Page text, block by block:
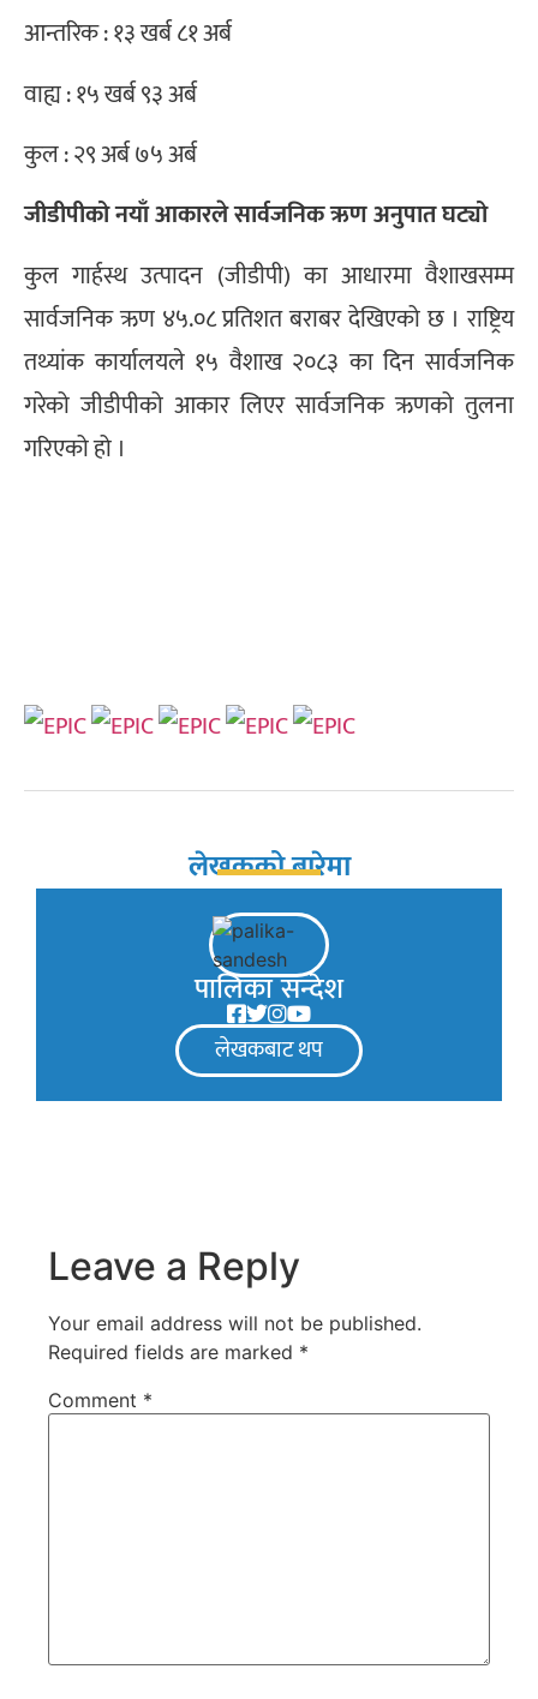
आन्तरिक : १३ खर्ब ८१ अर्ब
वाह्य : १५ खर्ब ९३ अर्ब
कुल : २९ अर्ब ७५ अर्ब
जीडीपीको नयाँ आकारले सार्वजनिक ऋण अनुपात घट्यो
कुल गार्हस्थ उत्पादन (जीडीपी) का आधारमा वैशाखसम्म
सार्वजनिक ऋण ४५.०८ प्रतिशत बराबर देखिएको छ । राष्ट्रिय
तथ्यांक कार्यालयले १५ वैशाख २०८३ का दिन सार्वजनिक
गरेको जीडीपीको आकार लिएर सार्वजनिक ऋणको तुलना
गरिएको हो ।
लेखकको बारेमा
पालिका सन्देश
लेखकबाट थप
Leave a Reply
Your email address will not be published.
Required fields are marked *
Comment *